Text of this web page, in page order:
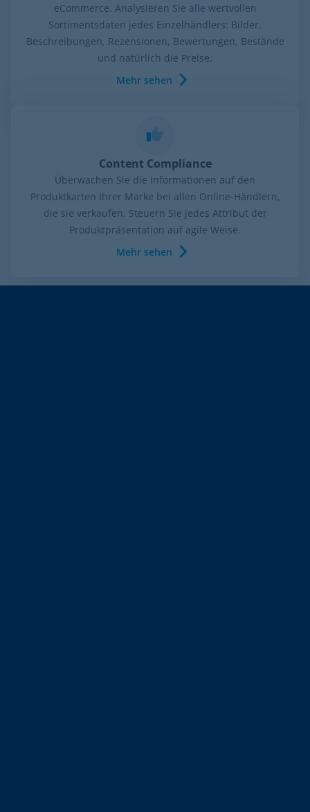
eCommerce. Analysieren Sie alle wertvollen
Sortimentsdaten jedes Einzelhändlers: Bilder,
Beschreibungen, Rezensionen, Bewertungen, Bestände
und natürlich die Preise.
Mehr sehen
Content Compliance
Überwachen Sie die Informationen auf den
Produktkarten Ihrer Marke bei allen Online-Händlern,
die sie verkaufen. Steuern Sie jedes Attribut der
Produktpräsentation auf agile Weise.
Mehr sehen